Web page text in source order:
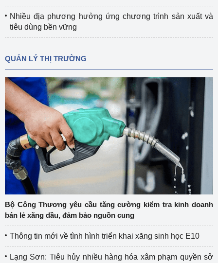
Nhiều địa phương hưởng ứng chương trình sản xuất và
tiêu dùng bền vững
QUẢN LÝ THỊ TRƯỜNG
Bộ Công Thương yêu cầu tăng cường kiểm tra kinh doanh
bán lẻ xăng dầu, đảm bảo nguồn cung
Thông tin mới về tình hình triển khai xăng sinh học E10
Lạng Sơn: Tiêu hủy nhiều hàng hóa xâm phạm quyền sở